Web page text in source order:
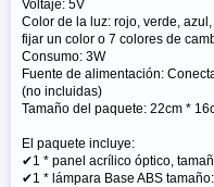
Voltaje: 5V
Color de la luz: rojo, verde,
fijar un color o 7 colores de
Consumo: 3W
Fuente de alimentación:
(no incluidas)
Tamaño del paquete: 22cm *
El paquete incluye:
✔1 * panel acrílico óptico,
✔1 * lámpara Base ABS